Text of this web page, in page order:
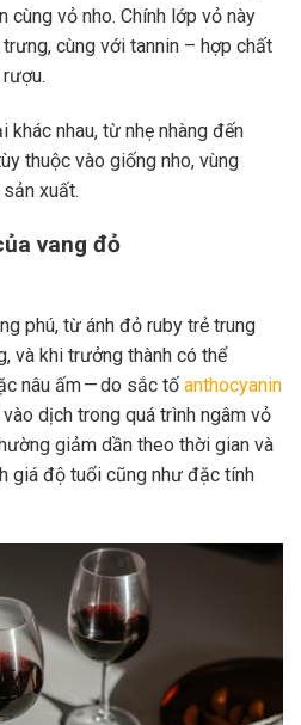
cùng vỏ nho. Chính lớp vỏ này
cùng với tannin – hợp chất
khác nhau, từ nhẹ nhàng đến
thuộc vào giống nho, vùng
xuất.
vang đỏ
phú, từ ánh đỏ ruby trẻ trung
và khi trưởng thành có thể
nâu ấm — do sắc tố anthocyanin
dịch trong quá trình ngâm vỏ
giảm dần theo thời gian và
giá độ tuổi cũng như đặc tính